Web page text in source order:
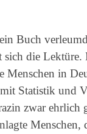
Buch
die
Menschen in
Statistik und
zwar